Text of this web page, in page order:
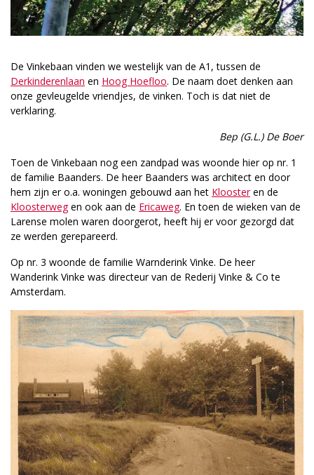
De Vinkebaan vinden we westelijk van de A1, tussen de
Derkinderenlaan en Hoog Hoefloo. De naam doet denken aan
onze gevleugelde vriendjes, de vinken. Toch is dat niet de
verklaring.
Bep (G.L.) De Boer
Toen de Vinkebaan nog een zandpad was woonde hier op nr. 1
de familie Baanders. De heer Baanders was architect en door
hem zijn er o.a. woningen gebouwd aan het Kloosteren de
Kloosterwegen ook aan de Ericaweg. En toen de wieken van de
Larense molen waren doorgerot, heeft hij er voor gezorgd dat
ze werden gerepareerd.
Op nr. 3 woonde de familie Warnderink Vinke. De heer
Wanderink Vinke was directeur van de Rederij Vinke & Co te
Amsterdam.